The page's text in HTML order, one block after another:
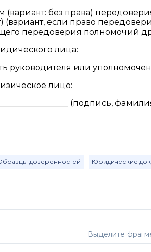
без права) передоверия
(вариант, если право
передоверия полномочий
лица:
руководителя или
лицо:
(подпись,
доверенностей Юридические
Выделите